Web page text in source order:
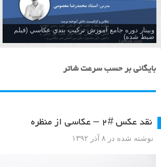
وبینار دوره جامع آموزش تركيب بندي عكاسي (فیلم
ضبط شده)
بایگانی بر حسب سرعت شاتر
نقد عکس #۲ – عکاسی از منظره
نوشته شده در ۸ آذر ۱۳۹۲